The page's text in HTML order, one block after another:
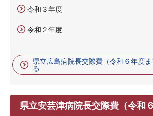
令和３年度
令和２年度
県立広島病院長交際費（令和６年度
る
県立安芸津病院長交際費（令和